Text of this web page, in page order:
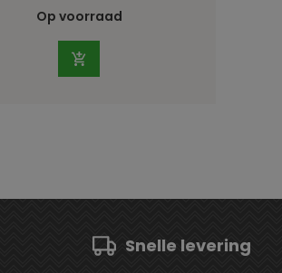
Op voorraad
Snelle levering